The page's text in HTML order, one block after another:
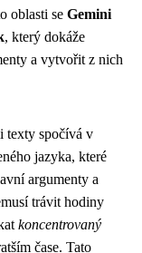
oblasti se Gemini
, který dokáže
a vytvořit z nich
texty spočívá v
jazyka, které
argumenty a
trávit hodiny
koncentrovaný
čase. Tato